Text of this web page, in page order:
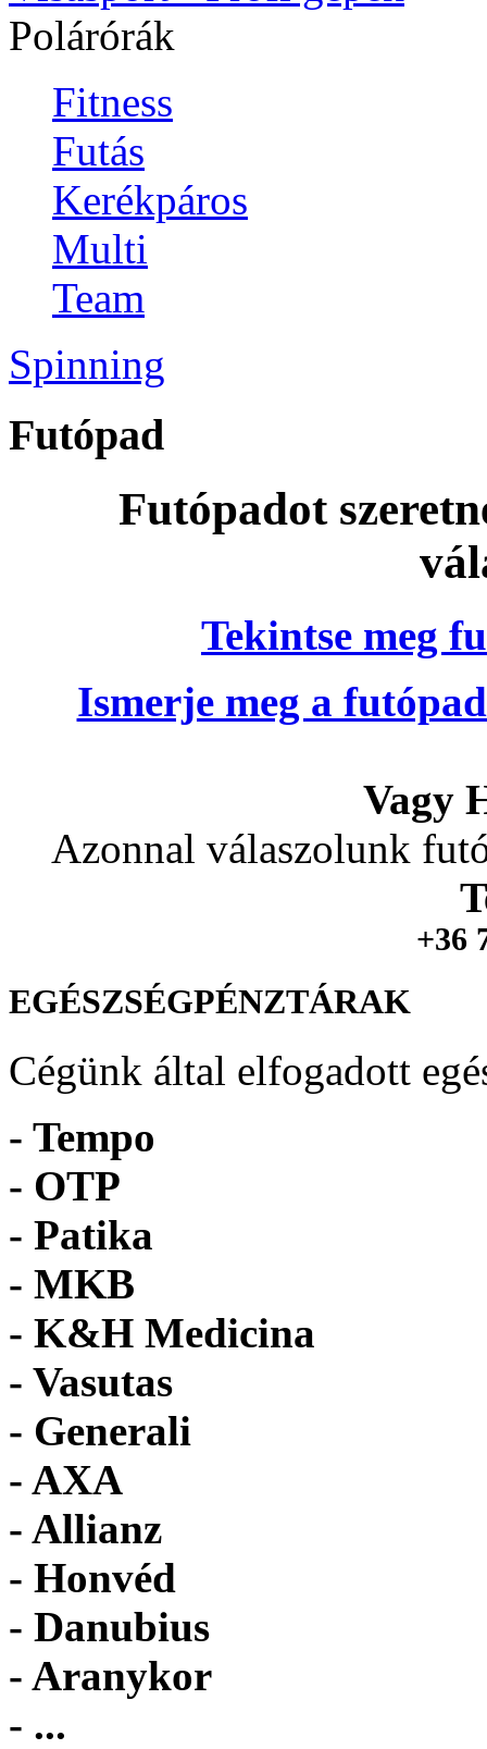
Polárórák
Fitness
Futás
Kerékpáros
Multi
Team
Spinning
Futópad
Futópadot
Tekintse meg
Ismerje meg a
Vagy
Azonnal válaszolunk
+36
EGÉSZSÉGPÉNZTÁRAK
Cégünk által elfogadott
- Tempo
- OTP
- Patika
- MKB
- K&H Medicina
- Vasutas
- Generali
- AXA
- Allianz
- Honvéd
- Danubius
- Aranykor
- ...